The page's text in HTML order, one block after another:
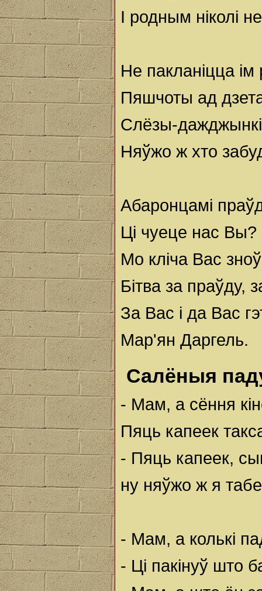
І родным ніколі
Не пакланіцца ім
Пяшчоты ад
Слёзы-
Няўжо ж хто
Абаронцамі
Ці чуеце нас
Мо кліча Вас
Бітва за праўду,
За Вас і да Вас
Мар'ян Даргель.
Салёныя
- Мам, а сёння
Пяць капеек
- Пяць капеек,
ну няўжо ж я
- Мам, а колькі
- Ці пакінуў што